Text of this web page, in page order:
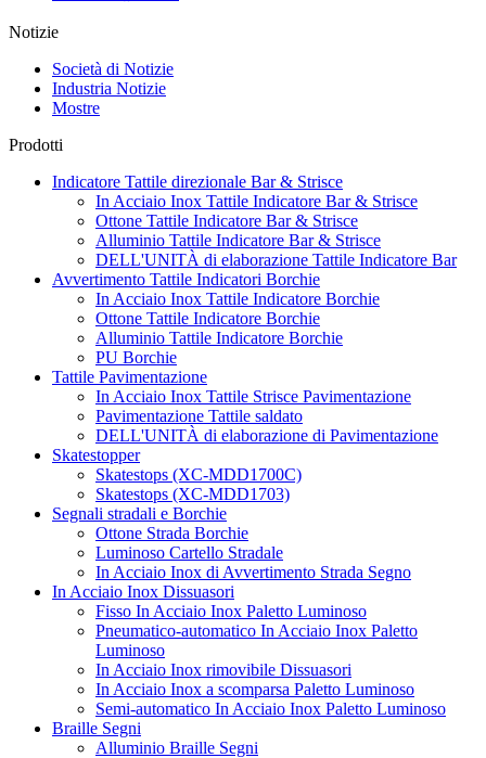
Notizie
Società di Notizie
Industria Notizie
Mostre
Prodotti
Indicatore Tattile direzionale Bar & Strisce
In Acciaio Inox Tattile Indicatore Bar & Strisce
Ottone Tattile Indicatore Bar & Strisce
Alluminio Tattile Indicatore Bar & Strisce
DELL'UNITÀ di elaborazione Tattile Indicatore Bar
Avvertimento Tattile Indicatori Borchie
In Acciaio Inox Tattile Indicatore Borchie
Ottone Tattile Indicatore Borchie
Alluminio Tattile Indicatore Borchie
PU Borchie
Tattile Pavimentazione
In Acciaio Inox Tattile Strisce Pavimentazione
Pavimentazione Tattile saldato
DELL'UNITÀ di elaborazione di Pavimentazione
Skatestopper
Skatestops (XC-MDD1700C)
Skatestops (XC-MDD1703)
Segnali stradali e Borchie
Ottone Strada Borchie
Luminoso Cartello Stradale
In Acciaio Inox di Avvertimento Strada Segno
In Acciaio Inox Dissuasori
Fisso In Acciaio Inox Paletto Luminoso
Pneumatico-automatico In Acciaio Inox Paletto
Luminoso
In Acciaio Inox rimovibile Dissuasori
In Acciaio Inox a scomparsa Paletto Luminoso
Semi-automatico In Acciaio Inox Paletto Luminoso
Braille Segni
Alluminio Braille Segni